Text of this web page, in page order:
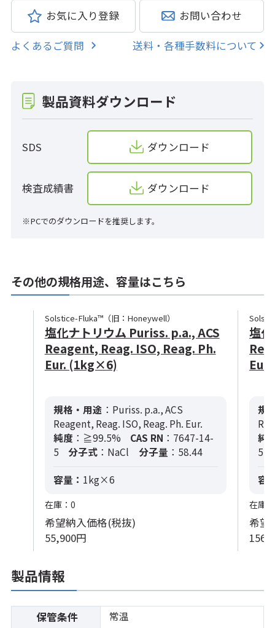
お気に入り登録 お問い合わせ
よくあるご質問 送料・各種手数料について
製品資料ダウンロード
SDS ダウンロード
検査成績書 ダウンロード
※PCでのダウンロードを推奨します。
その他の規格用途、容量はこちら
Solstice-Fluka™（旧：Honeywell）
塩化ナトリウム Puriss. p.a., ACS
Reagent, Reag. ISO, Reag. Ph.
Eur. (1kg×6)
規格・用途 ：Puriss. p.a., ACS
Reagent, Reag. ISO, Reag. Ph. Eur.
純度 ：≧99.5% CAS RN ：7647-14-
5
分子式 ：NaCl 分子量 ：58.44
容量： 1kg×6
在庫：0
希望納入価格(税抜)
55,900円
塩
規
純
5
容
在庫
希望
製品情報
保管条件 常温